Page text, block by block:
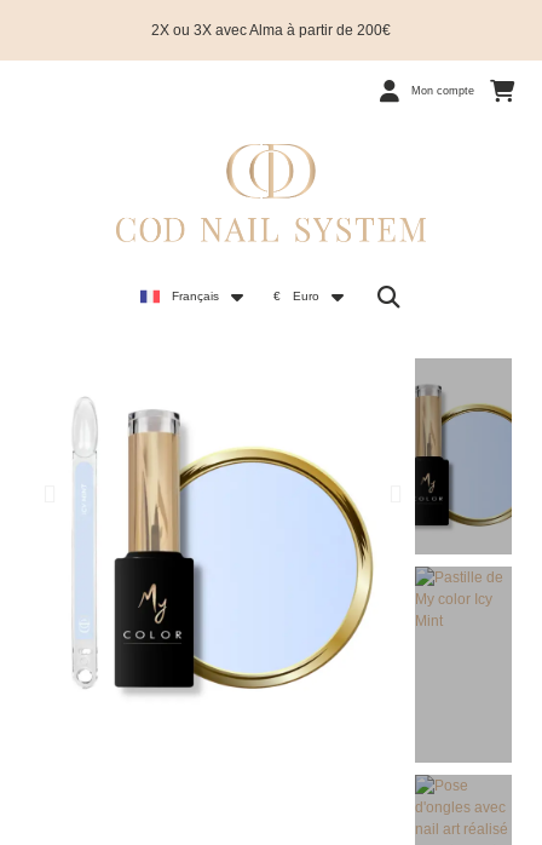
2X ou 3X avec Alma à partir de 200€
Mon compte
Français € Euro